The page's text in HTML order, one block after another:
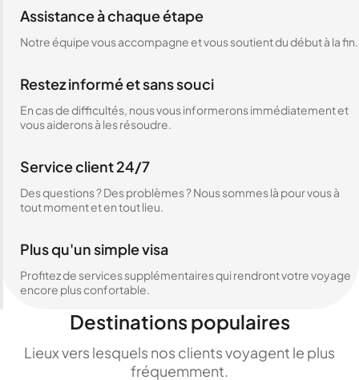
Assistance à chaque étape
Notre équipe vous accompagne et vous soutient du début à la fin.
Restez informé et sans souci
En cas de difficultés, nous vous informerons immédiatement et
vous aiderons à les résoudre.
Service client 24/7
Des questions ? Des problèmes ? Nous sommes là pour vous à
tout moment et en tout lieu.
Plus qu'un simple visa
Profitez de services supplémentaires qui rendront votre voyage
encore plus confortable.
Destinations populaires
Lieux vers lesquels nos clients voyagent le plus
fréquemment.